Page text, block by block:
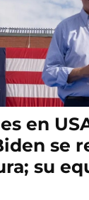
en
se
su